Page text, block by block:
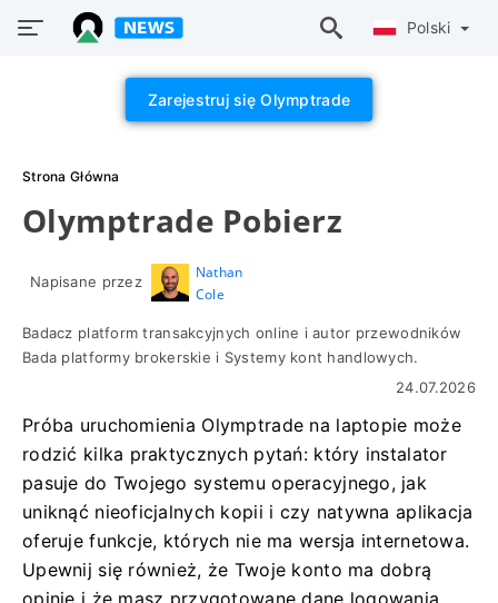
Polski
Zarejestruj się Olymptrade
Strona Główna
Olymptrade Pobierz
Napisane przez
Nathan
Cole
Badacz platform transakcyjnych online i autor przewodników
Bada platformy brokerskie i Systemy kont handlowych.
24.07.2026
Próba uruchomienia Olymptrade na laptopie może
rodzić kilka praktycznych pytań: który instalator
pasuje do Twojego systemu operacyjnego, jak
uniknąć nieoficjalnych kopii i czy natywna aplikacja
oferuje funkcje, których nie ma wersja internetowa.
Upewnij się również, że Twoje konto ma dobrą
opinię i że masz przygotowane dane logowania.